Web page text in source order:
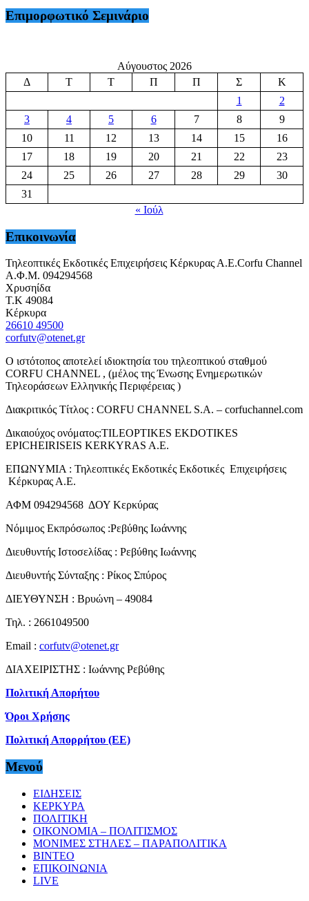
Επιμορφωτικό Σεμινάριο
Αύγουστος 2026
Δ
Τ Τ Π Π Σ
Κ
1
2
3
4 5 6 7 8
9
10
11 12 13 14 15
16
17
18 19 20 21 22
23
24
25 26 27 28 29
30
31
« Ιούλ
Επικοινωνία
Τηλεοπτικές Εκδοτικές Επιχειρήσεις Κέρκυρας Α.Ε.Corfu Channel
Α.Φ.Μ. 094294568
Χρυσηίδα
Τ.Κ 49084
Κέρκυρα
26610 49500
corfutv@otenet.gr
Ο ιστότοπος αποτελεί ιδιοκτησία του τηλεοπτικού σταθμού
CORFU CHANNEL , (μέλος της Ένωσης Ενημερωτικών
Τηλεοράσεων Ελληνικής Περιφέρειας )
Διακριτικός Τίτλος : CORFU CHANNEL S.A. – corfuchannel.com
Δικαιούχος ονόματος:TILEOPTIKES EKDOTIKES
EPICHEIRISEIS KERKYRAS A.E.
ΕΠΩΝΥΜΙΑ : Τηλεοπτικές Εκδοτικές Εκδοτικές Επιχειρήσεις
Κέρκυρας Α.Ε.
ΑΦΜ 094294568 ΔΟΥ Κερκύρας
Νόμιμος Εκπρόσωπος :Ρεβύθης Ιωάννης
Διευθυντής Ιστοσελίδας : Ρεβύθης Ιωάννης
Διευθυντής Σύνταξης : Ρίκος Σπύρος
ΔΙΕΥΘΥΝΣΗ : Βρυώνη – 49084
Τηλ. : 2661049500
Email : corfutv@otenet.gr
ΔΙΑΧΕΙΡΙΣΤΗΣ : Ιωάννης Ρεβύθης
Πολιτική Απορήτου
Όροι Χρήσης
Πολιτική Απορρήτου (ΕΕ)
Μενού
ΕΙΔΗΣΕΙΣ
ΚΕΡΚΥΡΑ
ΠΟΛΙΤΙΚΗ
ΟΙΚΟΝΟΜΙΑ – ΠΟΛΙΤΙΣΜΟΣ
ΜΟΝΙΜΕΣ ΣΤΗΛΕΣ – ΠΑΡΑΠΟΛΙΤΙΚΑ
ΒΙΝΤΕΟ
ΕΠΙΚΟΙΝΩΝΙΑ
LIVE